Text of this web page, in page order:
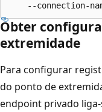
Obter
extremidade
Para configurar
do ponto de
endpoint privado